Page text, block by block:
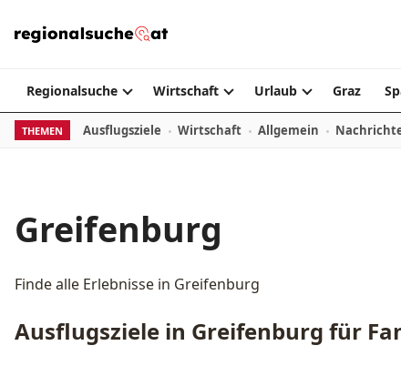
Regionalsuche Wirtschaft Urlaub Graz
THEMEN Ausflugsziele Wirtschaft Allgemein
Greifenburg
Finde alle Erlebnisse in Greifenburg
Ausflugsziele in Greifenburg für